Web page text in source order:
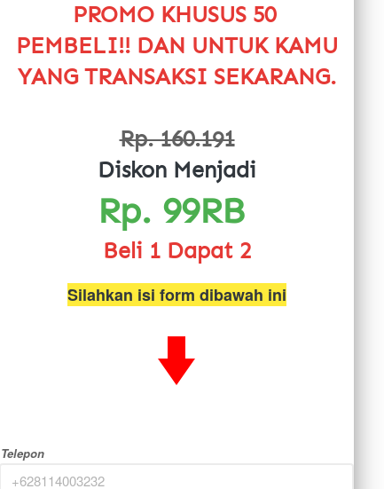
PROMO KHUSUS 50
PEMBELI!! DAN UNTUK KAMU
YANG TRANSAKSI SEKARANG.
Rp. 160.191
Diskon Menjadi
Rp. 99RB
Beli 1 Dapat 2
Silahkan isi form dibawah ini
Telepon